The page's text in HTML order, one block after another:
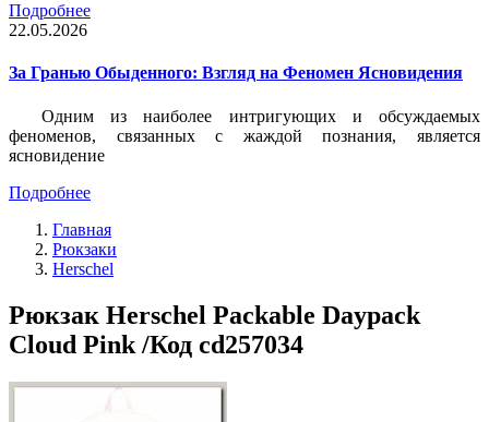
Подробнее
22.05.2026
За Гранью Обыденного: Взгляд на Феномен Ясновидения
Одним из наиболее интригующих и обсуждаемых
феноменов, связанных с жаждой познания, является
ясновидение
Подробнее
Главная
Рюкзаки
Herschel
Рюкзак Herschel Packable Daypack
Cloud Pink /Код cd257034